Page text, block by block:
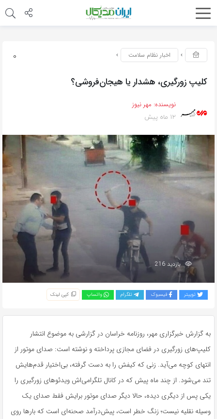
0 اخبار نظام سلامت
کلیپ زورگیری، هشدار یا هیجان‌فروشی؟
نویسنده: مهر نیوز
12 ماه پیش
بازدید 216
توییتر فیسبوک تلگرام واتساپ کپی لینک
به گزارش خبرگزاری مهر، روزنامه خراسان در گزارشی به موضوع انتشار
کلیپ‌های زورگیری در فضای مجازی پرداخته و نوشته است: صدای موتور از
انتهای کوچه می‌آید. زنی که کیفش را به دست گرفته، بی‌اختیار قدم‌هایش
تند می‌شود. از چند ماه پیش که در کانال تلگرامی‌اش ویدئوهای زورگیری را
یکی پس از دیگری دیده، حالا دیگر صدای موتور برایش فقط صدای یک
وسیله نقلیه نیست؛ زنگ خطر است، پیش‌درآمد صحنه‌ای است که بارها روی